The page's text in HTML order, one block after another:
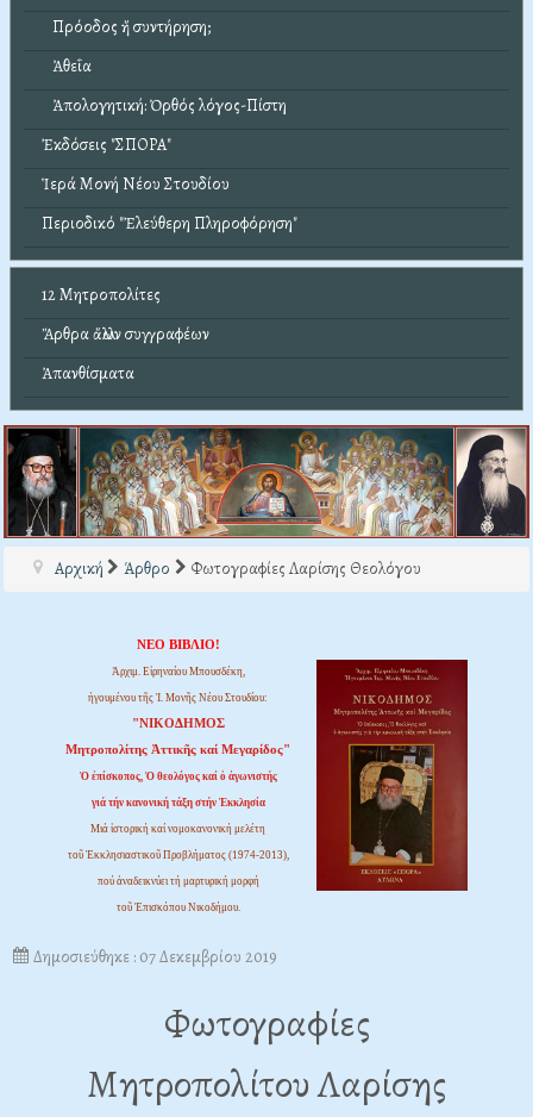
Πρόοδος ἤ συντήρηση;
Ἀθεΐα
Ἀπολογητική: Ὀρθός λόγος-Πίστη
Ἐκδόσεις "ΣΠΟΡΑ"
Ἱερά Μονή Νέου Στουδίου
Περιοδικό "Ἐλεύθερη Πληροφόρηση"
12 Μητροπολίτες
Ἄρθρα ἄλλων συγγραφέων
Ἀπανθίσματα
Αρχική Άρθρο Φωτογραφίες Λαρίσης Θεολόγου
ΝΕΟ ΒΙΒΛΙΟ!
Ἀρχιμ. Εἰρηναίου Μπουσδέκη,
ἡγουμένου τῆς Ἱ. Μονῆς Νέου Στουδίου:
"ΝΙΚΟΔΗΜΟΣ
Μητροπολίτης Ἀττικῆς καί Μεγαρίδος"
Ὁ ἐπίσκοπος, Ὁ θεολόγος καί ὁ ἀγωνιστής
γιά τήν κανονική τάξη στήν Ἐκκλησία
Μιά ἱστορική καί νομοκανονική μελέτη
τοῦ Ἐκκλησιαστικοῦ Προβλήματος (1974-2013),
πού ἀναδεικνύει τή μαρτυρική μορφή
τοῦ Ἐπισκόπου Νικοδήμου.
Δημοσιεύθηκε : 07 Δεκεμβρίου 2019
Φωτογραφίες
Μητροπολίτου Λαρίσης